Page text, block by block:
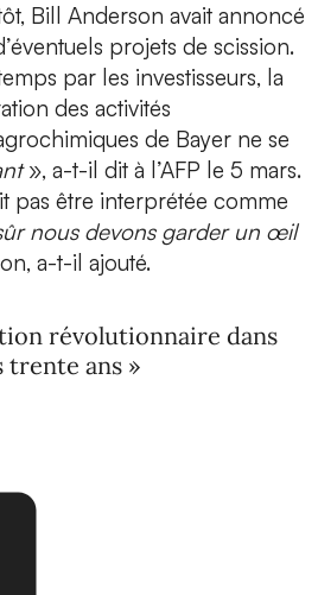
Bill Anderson avait annoncé
projets de scission.
par les investisseurs, la
des activités
de Bayer ne se
», a-t-il dit à l’AFP le 5 mars.
pas être interprétée comme
nous devons garder un œil
a-t-il ajouté.
révolutionnaire dans
trente ans »